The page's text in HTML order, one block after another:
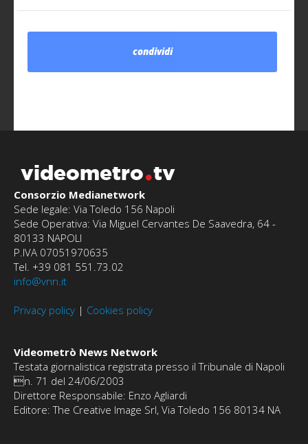
condividi
videometro tv
Consorzio Medianetwork
Sede legale: Via Toledo 156 Napoli
Sede Operativa: Via Miguel Cervantes De Saavedra, 64 -
80133 NAPOLI
P.IVA 07051970635
Tel. +39 081 551.73.02
info@vnn.it
Privacy policy | Cookies policy
Videometrò News Network
Testata giornalistica registrata presso il Tribunale di Napoli
n. 71 del 24/06/2003
Direttore Responsabile: Enzo Agliardi
Editore: The Creative Image Srl, Via Toledo 156 80134 NA